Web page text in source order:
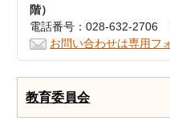
階）
電話番号：028-632-2706
お問い合わせは専用フ
教育委員会